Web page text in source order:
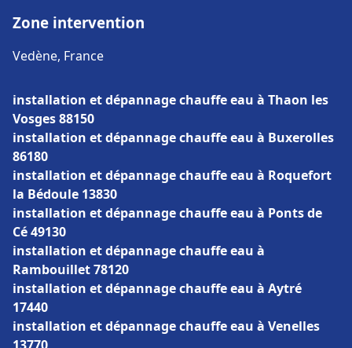
Zone intervention
Vedène, France
installation et dépannage chauffe eau à Thaon les
Vosges 88150
installation et dépannage chauffe eau à Buxerolles
86180
installation et dépannage chauffe eau à Roquefort
la Bédoule 13830
installation et dépannage chauffe eau à Ponts de
Cé 49130
installation et dépannage chauffe eau à
Rambouillet 78120
installation et dépannage chauffe eau à Aytré
17440
installation et dépannage chauffe eau à Venelles